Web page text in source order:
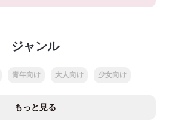
ジャンル
青年向け 大人向け 少女向け
もっと見る